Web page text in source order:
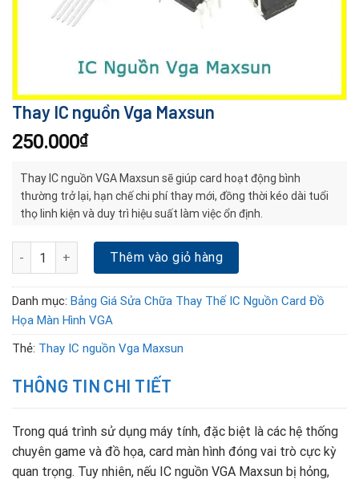
Thay IC nguồn Vga Maxsun
250.000₫
Thay IC nguồn VGA Maxsun sẽ giúp card hoạt động bình
thường trở lại, hạn chế chi phí thay mới, đồng thời kéo dài tuổi
thọ linh kiện và duy trì hiệu suất làm việc ổn định.
Thay IC nguồn Vga Maxsun số lượng
Thêm vào giỏ hàng
Danh mục: Bảng Giá Sửa Chữa Thay Thế IC Nguồn Card Đồ
Họa Màn Hình VGA
Thẻ: Thay IC nguồn Vga Maxsun
THÔNG TIN CHI TIẾT
Trong quá trình sử dụng máy tính, đặc biệt là các hệ thống
chuyên game và đồ họa, card màn hình đóng vai trò cực kỳ
quan trọng. Tuy nhiên, nếu IC nguồn VGA Maxsun bị hỏng,